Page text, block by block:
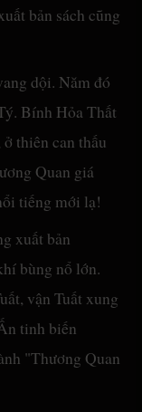
bản sách cũng
dội. Năm đó
Bính Hỏa Thất
thiên can thấu
Quan giá
tiếng mới lạ!
xuất bản
bùng nổ lớn.
vận Tuất xung
tinh biến
"Thương Quan